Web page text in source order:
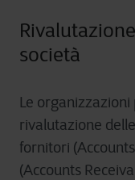
società
Le
rivalutazione
fornitori
(Accounts